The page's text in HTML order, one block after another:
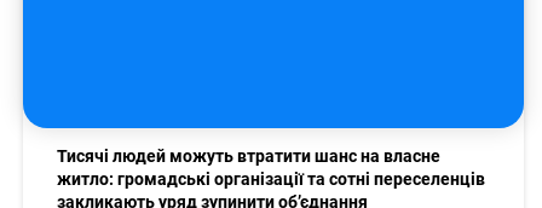
Тисячі людей можуть втратити шанс на власне
житло: громадські організації та сотні переселенців
закликають уряд зупинити об’єднання